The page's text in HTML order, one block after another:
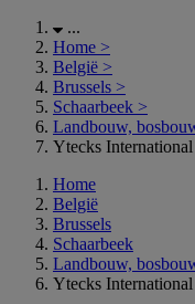
...
Home >
België >
Brussels >
Schaarbeek >
Landbouw,
Ytecks International
Home
België
Brussels
Schaarbeek
Landbouw,
Ytecks International